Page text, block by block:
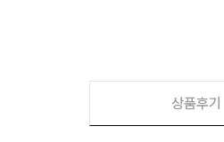
상품후기